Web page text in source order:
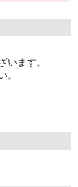
います。
。